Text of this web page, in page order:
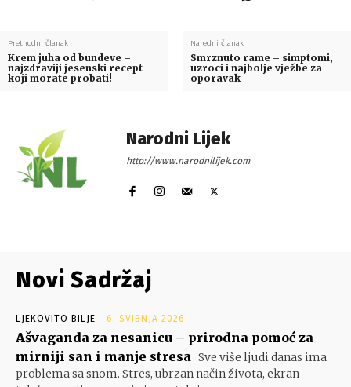
Prethodni članak
Krem juha od bundeve –
najzdraviji jesenski recept
koji morate probati!
Naredni članak
Smrznuto rame – simptomi,
uzroci i najbolje vježbe za
oporavak
Narodni Lijek
http://www.narodnilijek.com
Novi Sadržaj
LJEKOVITO BILJE 6. SVIBNJA 2026.
Ašvaganda za nesanicu – prirodna pomoć za
mirniji san i manje stresa Sve više ljudi danas ima
problema sa snom. Stres, ubrzan način života, ekran